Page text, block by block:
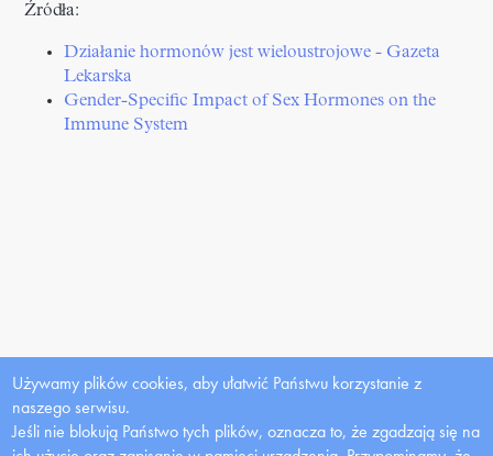
Źródła:
Działanie hormonów jest wieloustrojowe - Gazeta
Lekarska
Gender-Specific Impact of Sex Hormones on the
Immune System
Używamy plików cookies, aby ułatwić Państwu korzystanie z
naszego serwisu.
Jeśli nie blokują Państwo tych plików, oznacza to, że zgadzają się na